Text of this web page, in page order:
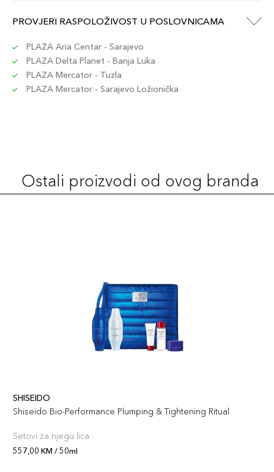
PROVJERI RASPOLOŽIVOST U POSLOVNICAMA
PLAZA Aria Centar - Sarajevo
PLAZA Delta Planet - Banja Luka
PLAZA Mercator - Tuzla
PLAZA Mercator - Sarajevo Ložionička
Ostali proizvodi od ovog branda
SHISEIDO
Shiseido Bio-Performance Plumping & Tightening Ritual
Setovi za njegu lica
557,00 KM / 50ml